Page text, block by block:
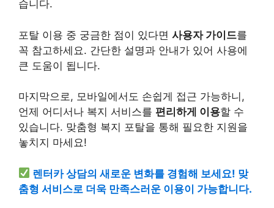
습니다.
포탈 이용 중 궁금한 점이 있다면 사용자 가이드를
꼭 참고하세요. 간단한 설명과 안내가 있어 사용에
큰 도움이 됩니다.
마지막으로, 모바일에서도 손쉽게 접근 가능하니,
언제 어디서나 복지 서비스를 편리하게 이용할 수
있습니다. 맞춤형 복지 포탈을 통해 필요한 지원을
놓치지 마세요!
렌터카 상담의 새로운 변화를 경험해 보세요! 맞
춤형 서비스로 더욱 만족스러운 이용이 가능합니다.